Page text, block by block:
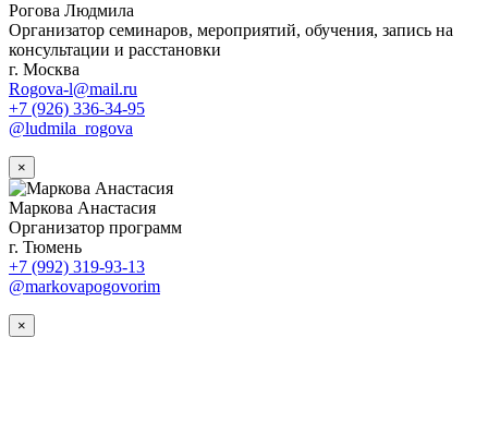
Рогова Людмила
Организатор семинаров, мероприятий, обучения, запись на
консультации и расстановки
г. Москва
Rogova-l@mail.ru
+7 (926) 336-34-95
@ludmila_rogova
×
Маркова Анастасия
Организатор программ
г. Тюмень
+7 (992) 319-93-13
@markovapogovorim
×